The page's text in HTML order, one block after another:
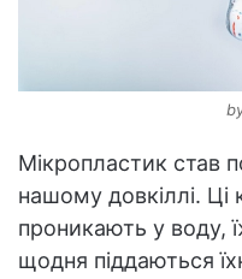
Мікропластик став
нашому довкіллі. Ці
проникають у воду,
щодня піддаються